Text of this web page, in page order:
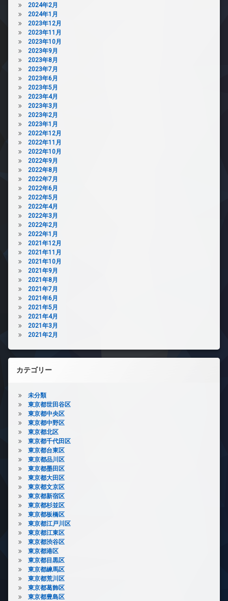
2024年2月
2024年1月
2023年12月
2023年11月
2023年10月
2023年9月
2023年8月
2023年7月
2023年6月
2023年5月
2023年4月
2023年3月
2023年2月
2023年1月
2022年12月
2022年11月
2022年10月
2022年9月
2022年8月
2022年7月
2022年6月
2022年5月
2022年4月
2022年3月
2022年2月
2022年1月
2021年12月
2021年11月
2021年10月
2021年9月
2021年8月
2021年7月
2021年6月
2021年5月
2021年4月
2021年3月
2021年2月
カテゴリー
未分類
東京都世田谷区
東京都中央区
東京都中野区
東京都北区
東京都千代田区
東京都台東区
東京都品川区
東京都墨田区
東京都大田区
東京都文京区
東京都新宿区
東京都杉並区
東京都板橋区
東京都江戸川区
東京都江東区
東京都渋谷区
東京都港区
東京都目黒区
東京都練馬区
東京都荒川区
東京都葛飾区
東京都豊島区